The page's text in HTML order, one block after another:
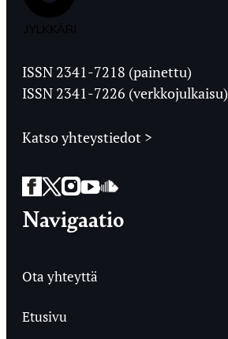
Ylioppilaslehti
ISSN 2341-7218 (painettu)
ISSN 2341-7226 (verkkojulkaisu)
Katso yhteystiedot >
Facebook
Twitter
Instagram
YouTube
SoundCloud
Navigaatio
Ota yhteyttä
Etusivu